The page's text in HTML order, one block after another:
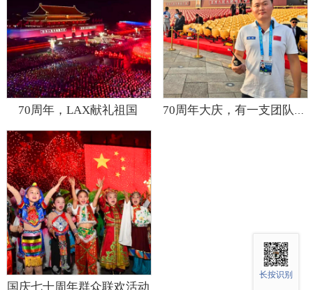
70周年，LAX献礼祖国 70周年大庆，有一支团队你必须了解！
国庆七十周年群众联欢活动
长按识别